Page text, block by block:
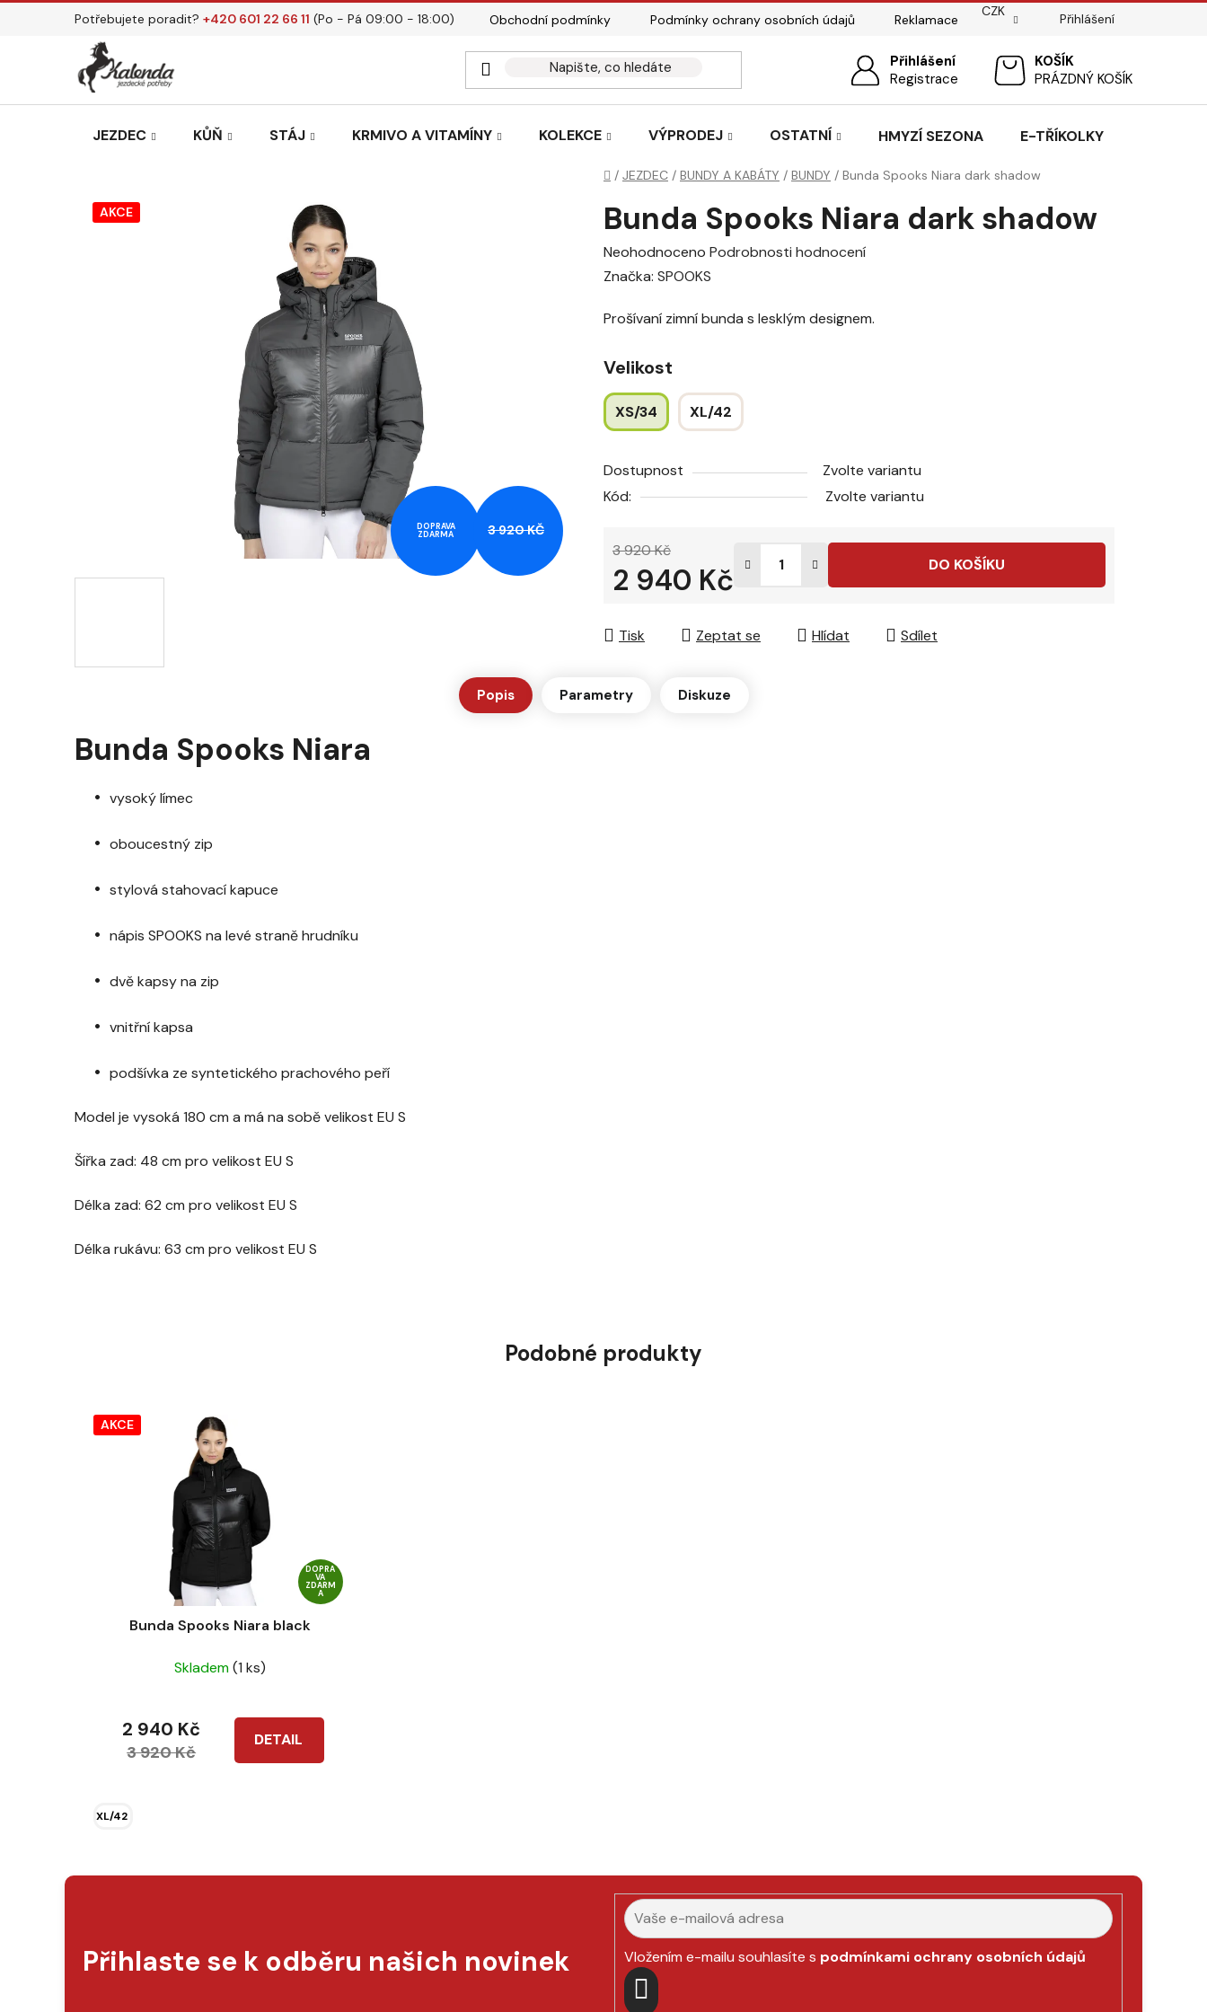
Přejít
Potřebujete poradit? +420 601 22 66 11 (Po - Pá 09:00 - 18:00) Obchodní podmínky Podmínky ochrany osobních údajů
Reklamace
Pasování sedel pro koně
CZK
Přihlášení
Přihlášení
Registrace
NÁKUPNÍPRÁZDNÝ KOŠÍK
JEZDEC KŮŇ STÁJ KRMIVO A VITAMÍNY KOLEKCE VÝPRODEJ OSTATNÍ HMYZÍ SEZONA E-TŘÍKOLKY
Domů
/ JEZDEC / BUNDY A KABÁTY / BUNDY / Bunda Spooks Niara dark shadow
Bunda Spooks Niara dark shadow
Průměrné
hodnocení
je
z
5
hvězdiček.
Neohodnoceno Podrobnosti hodnocení
Značka: SPOOKS
Prošívaní zimní bunda s lesklým designem.
Velikost
XS/34 XL/42
Dostupnost
Zvolte variantu
Kód:
Zvolte variantu
3 920 Kč
2 940 Kč DO KOŠÍKU
Tisk Zeptat se Hlídat Sdílet
AKCE
DOPRAVA
ZDARMA 3 920 KČ
Popis Parametry Diskuze
Bunda Spooks Niara
vysoký límec
oboucestný zip
stylová stahovací kapuce
nápis SPOOKS na levé straně hrudníku
dvě kapsy na zip
vnitřní kapsa
podšívka ze syntetického prachového peří
Model je vysoká 180 cm a má na sobě velikost EU S
Šířka zad: 48 cm pro velikost EU S
Délka zad: 62 cm pro velikost EU S
Délka rukávu: 63 cm pro velikost EU S
Podobné produkty
AKCE
DOPRA
VA
ZDARM
A
Bunda Spooks Niara black
Skladem(1 ks)
DETAIL
2 940 Kč
3 920 Kč
XL/42
Přihlaste se k odběru našich novinek Vložením e-mailu souhlasíte s podmínkami ochrany osobních údajů